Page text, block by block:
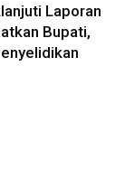
Laporan
Bupati,